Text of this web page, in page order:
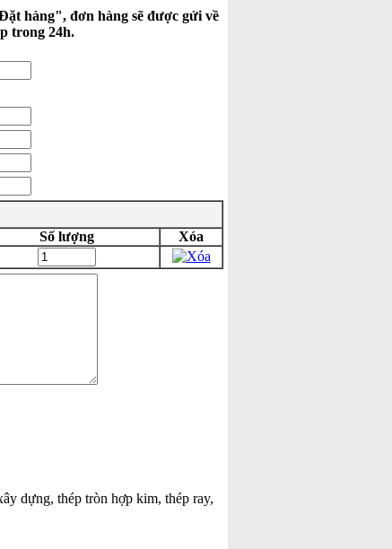
hàng", đơn hàng sẽ được gửi về
trong 24h.
Số lượng
Xóa
dựng, thép tròn hợp kim, thép ray,